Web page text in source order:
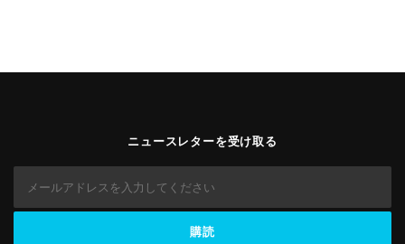
ニュースレターを受け取る